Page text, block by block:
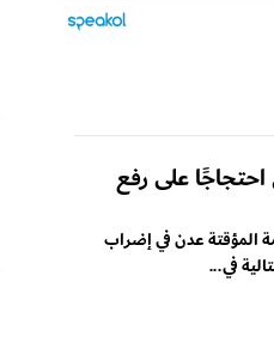
على رفع
المؤقتة عدن في إضراب
في...